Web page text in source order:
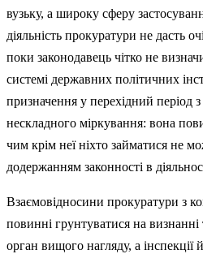
вузьку, а широку сферу
діяльність про­куратури не дасть
поки законодавець чітко не
системі державних політичних
призначення у перехідний період
нескладного міркування: вона
чим крім неї ніхто займатися не
додержанням законності в
Взаємовідносини прокуратури з
повинні грунтуватися на
орган вищого нагляду, а інспекції